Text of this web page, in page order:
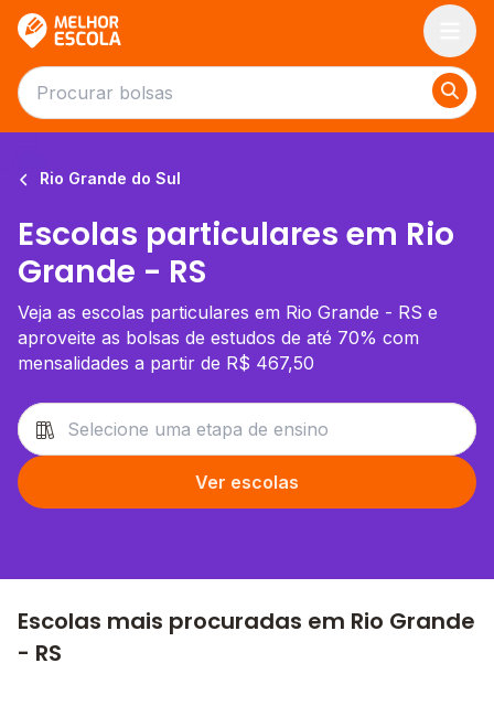
Rio Grande do Sul
Escolas particulares em Rio
Grande - RS
Veja as escolas particulares em Rio Grande - RS e
aproveite as bolsas de estudos de até 70% com
mensalidades a partir de R$ 467,50
Ver escolas
Escolas mais procuradas em Rio Grande
- RS